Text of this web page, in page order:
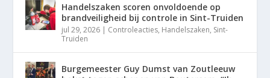
Handelszaken scoren onvoldoende op
brandveiligheid bij controle in Sint-Truiden
jul 29, 2026 | Controleacties, Handelszaken, Sint-
Truiden
Burgemeester Guy Dumst van Zoutleeuw